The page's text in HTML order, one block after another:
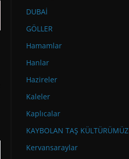
DUBAİ
GÖLLER
Hamamlar
Hanlar
Hazireler
Kaleler
Kaplıcalar
KAYBOLAN TAŞ KÜLTÜRÜMÜZ
Kervansaraylar